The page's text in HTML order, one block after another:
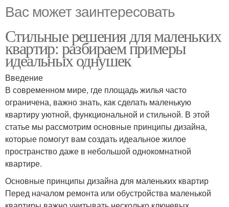
Вас может заинтересовать
Стильные решения для маленьких
квартир: разбираем примеры
идеальных однушек
Введение
В современном мире, где площадь жилья часто
ограничена, важно знать, как сделать маленькую
квартиру уютной, функциональной и стильной. В этой
статье мы рассмотрим основные принципы дизайна,
которые помогут вам создать идеальное жилое
пространство даже в небольшой однокомнатной
квартире.
Основные принципы дизайна для маленьких квартир
Перед началом ремонта или обустройства маленькой